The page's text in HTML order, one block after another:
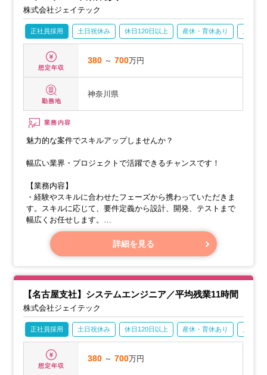
株式会社ジェイテック
正社員採用 土日祝休み 休日120日以上 産休・育休あり
想定年収
380 ～700万円
勤務地
神奈川県
業務内容
魅力的な案件でスキルアップしませんか？
幅広い業界・プロジェクトで活躍できるチャンスです！
【業務内容】
・経験やスキルに合わせたフェーズから携わっていただきま
す。スキルに応じて、要件定義から設計、開発、テストまで
幅広くお任せします。
・大手SIerへの常駐勤務となります。4名程度のチームで協力
して業務を進めます。
・公共、流通、通信、公営競技など、多様なプロジェクトが
詳細を見る
【名古屋支社】システムエンジニア／平均残業11時間
株式会社ジェイテック
正社員採用 土日祝休み 休日120日以上 産休・育休あり
想定年収
380 ～700万円